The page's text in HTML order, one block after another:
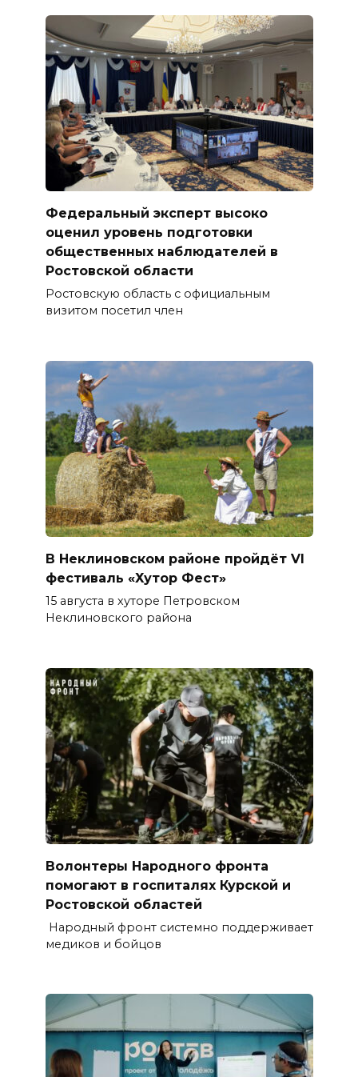
Федеральный эксперт высоко
оценил уровень подготовки
общественных наблюдателей в
Ростовской области
Ростовскую область с официальным
визитом посетил член
В Неклиновском районе пройдёт VI
фестиваль «Хутор Фест»
15 августа в хуторе Петровском
Неклиновского района
Волонтеры Народного фронта
помогают в госпиталях Курской и
Ростовской областей
Народный фронт системно поддерживает
медиков и бойцов